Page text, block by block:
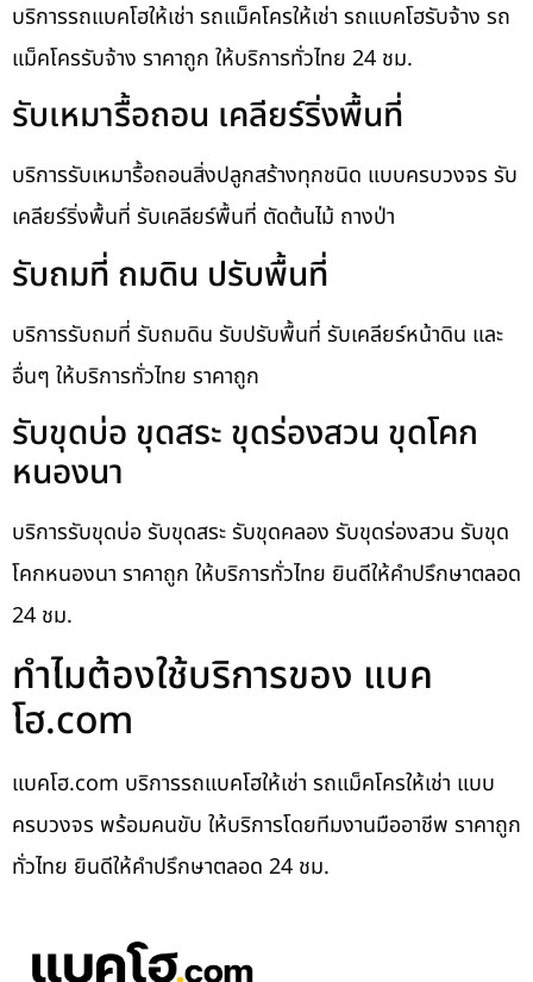
บริการรถแบคโฮให้เช่า รถแม็คโครให้เช่า รถแบคโฮรับจ้าง รถ
แม็คโครรับจ้าง ราคาถูก ให้บริการทั่วไทย 24 ชม.
รับเหมารื้อถอน เคลียร์ริ่งพื้นที่
บริการรับเหมารื้อถอนสิ่งปลูกสร้างทุกชนิด แบบครบวงจร รับ
เคลียร์ริ่งพื้นที่ รับเคลียร์พื้นที่ ตัดต้นไม้ ถางป่า
รับถมที่ ถมดิน ปรับพื้นที่
บริการรับถมที่ รับถมดิน รับปรับพื้นที่ รับเคลียร์หน้าดิน และ
อื่นๆ ให้บริการทั่วไทย ราคาถูก
รับขุดบ่อ ขุดสระ ขุดร่องสวน ขุดโคก
หนองนา
บริการรับขุดบ่อ รับขุดสระ รับขุดคลอง รับขุดร่องสวน รับขุด
โคกหนองนา ราคาถูก ให้บริการทั่วไทย ยินดีให้คำปรึกษาตลอด
24 ชม.
ทำไมต้องใช้บริการของ แบค
โฮ.com
แบคโฮ.com บริการรถแบคโฮให้เช่า รถแม็คโครให้เช่า แบบ
ครบวงจร พร้อมคนขับ ให้บริการโดยทีมงานมืออาชีพ ราคาถูก
ทั่วไทย ยินดีให้คำปรึกษาตลอด 24 ชม.